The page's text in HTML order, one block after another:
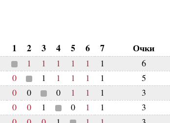
1 2 3 4 5 6 7 Очки
1 1 1 1 1 1 6
0 1 1 1 1 1 5
0 0 0 1 1 1 3
0 0 1 0 1 1 3